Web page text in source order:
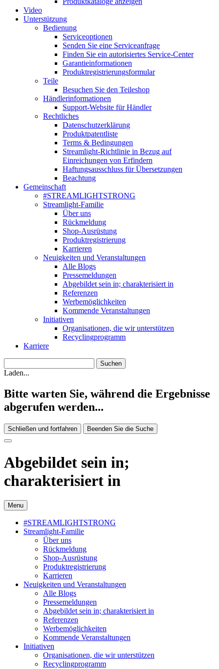
Video
Unterstützung
Bedienung
Serviceoptionen
Senden Sie eine Serviceanfrage
Finden Sie ein autorisiertes Service-Center
Garantieinformationen
Produktregistrierungsformular
Teile
Besuchen Sie den Teileshop
Händlerinformationen
Support-Website für Händler
Rechtliches
Datenschutzerklärung
Produktpatentliste
Terms & Bedingungen
Streamlight-Richtlinie in Bezug auf
Einreichungen von Erfindern
Haftungsausschluss für Übersetzungen
Beachtung
Gemeinschaft
#STREAMLIGHTSTRONG
Streamlight-Familie
Über uns
Rückmeldung
Shop-Ausrüstung
Produktregistrierung
Karrieren
Neuigkeiten und Veranstaltungen
Alle Blogs
Pressemeldungen
Abgebildet sein in; charakterisiert in
Referenzen
Werbemöglichkeiten
Kommende Veranstaltungen
Initiativen
Organisationen, die wir unterstützen
Recyclingprogramm
Karriere
Laden...
Bitte warten Sie, während die Ergebnisse
abgerufen werden...
Schließen und fortfahren Beenden Sie die Suche
Abgebildet sein in;
charakterisiert in
Menu
#STREAMLIGHTSTRONG
Streamlight-Familie
Über uns
Rückmeldung
Shop-Ausrüstung
Produktregistrierung
Karrieren
Neuigkeiten und Veranstaltungen
Alle Blogs
Pressemeldungen
Abgebildet sein in; charakterisiert in
Referenzen
Werbemöglichkeiten
Kommende Veranstaltungen
Initiativen
Organisationen, die wir unterstützen
Recyclingprogramm